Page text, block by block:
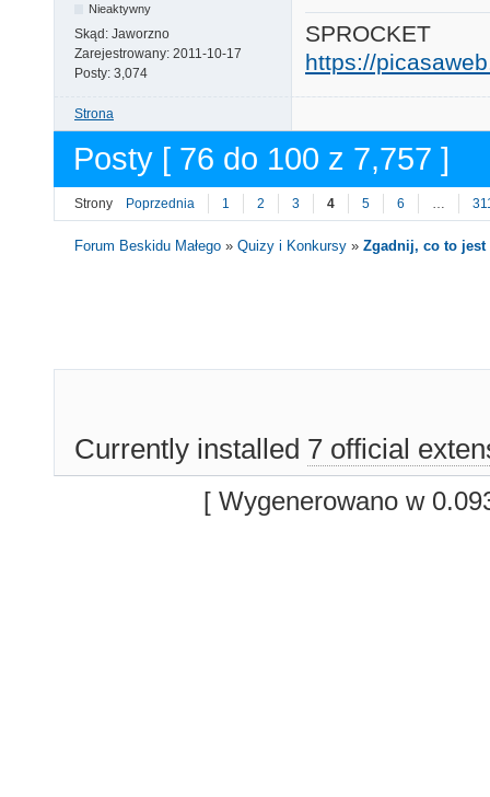
Nieaktywny
Skąd: Jaworzno
Zarejestrowany: 2011-10-17
Posty: 3,074
SPROCKET
https://
Strona
Posty [ 76 do 100 z 7,757 ]
Strony Poprzednia 1 2 3 4 5 6
Forum Beskidu Małego »Quizy i Konkursy »Zgadnij, co to
Currently installed 7 official
[ Wygenerowano w